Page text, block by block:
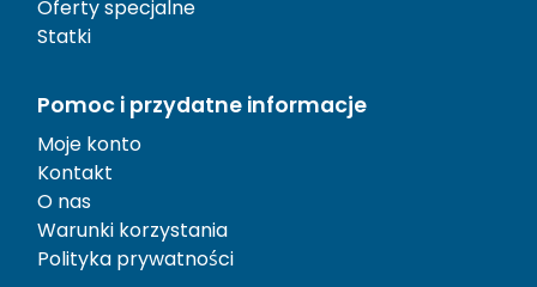
Oferty specjalne
Statki
Pomoc i przydatne informacje
Moje konto
Kontakt
O nas
Warunki korzystania
Polityka prywatności